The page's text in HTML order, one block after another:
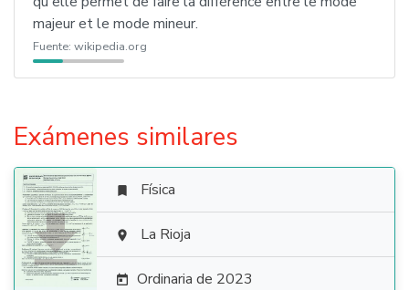
majeur et le mode mineur.
Fuente: wikipedia.org
Exámenes similares

 Física
 La Rioja
 Ordinaria de 2023